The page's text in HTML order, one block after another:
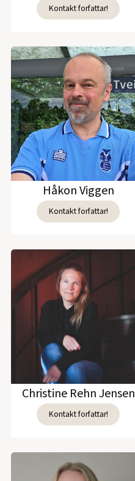
Kontakt forfattar!
Håkon Viggen
Kontakt forfattar!
Christine Rehn Jensen
Kontakt forfattar!